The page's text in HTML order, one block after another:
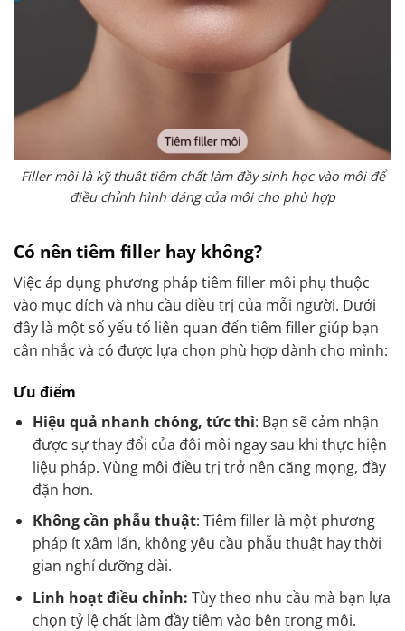
Filler môi là kỹ thuật tiêm chất làm đầy sinh học vào môi để
điều chỉnh hình dáng của môi cho phù hợp
Có nên tiêm filler hay không?
Việc áp dụng phương pháp tiêm filler môi phụ thuộc
vào mục đích và nhu cầu điều trị của mỗi người. Dưới
đây là một số yếu tố liên quan đến tiêm filler giúp bạn
cân nhắc và có được lựa chọn phù hợp dành cho mình:
Ưu điểm
Hiệu quả nhanh chóng, tức thì: Bạn sẽ cảm nhận
được sự thay đổi của đôi môi ngay sau khi thực hiện
liệu pháp. Vùng môi điều trị trở nên căng mọng, đầy
đặn hơn.
Không cần phẫu thuật: Tiêm filler là một phương
pháp ít xâm lấn, không yêu cầu phẫu thuật hay thời
gian nghỉ dưỡng dài.
Linh hoạt điều chỉnh: Tùy theo nhu cầu mà bạn lựa
chọn tỷ lệ chất làm đầy tiêm vào bên trong môi.